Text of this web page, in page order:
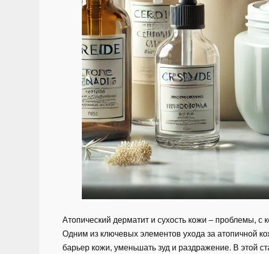
Атопический дерматит и сухость кожи – проблемы, с
Одним из ключевых элементов ухода за атопичной
барьер кожи, уменьшать зуд и раздражение. В этой